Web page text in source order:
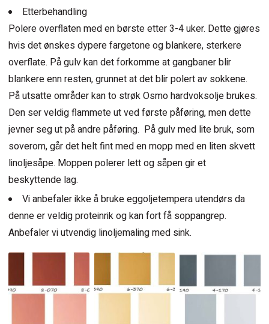
Etterbehandling
Polere overflaten med en børste etter 3-4 uker. Dette gjøres
hvis det ønskes dypere fargetone og blankere, sterkere
overflate. På gulv kan det forkomme at gangbaner blir
blankere enn resten, grunnet at det blir polert av sokkene.
På utsatte områder kan to strøk Osmo hardvoksolje brukes.
Den ser veldig flammete ut ved første påføring, men dette
jevner seg ut på andre påføring. På gulv med lite bruk, som
soverom, går det helt fint med en mopp med en liten skvett
linoljesåpe. Moppen polerer lett og såpen gir et
beskyttende lag.
Vi anbefaler ikke å bruke eggoljetempera utendørs da
denne er veldig proteinrik og kan fort få soppangrep.
Anbefaler vi utvendig linoljemaling med sink.